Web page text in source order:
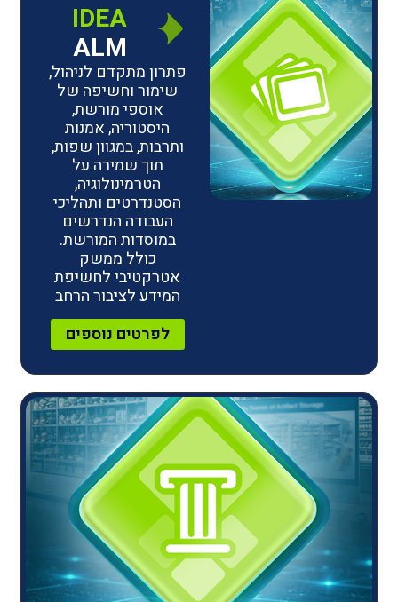
IDEA
ALM
פתרון מתקדם לניהול,
שימור וחשיפה של
אוספי מורשת,
היסטוריה, אמנות
ותרבות, במגוון שפות,
תוך שמירה על
הטרמינולוגיה,
הסטנדרטים ותהליכי
העבודה הנדרשים
במוסדות המורשת.
אטרקטיבי לחשיפת
המידע לציבור הרחב